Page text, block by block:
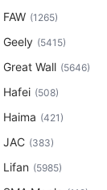
FAW (1265)
Geely (5415)
Great Wall (5646)
Hafei (508)
Haima (421)
JAC (383)
Lifan (5985)